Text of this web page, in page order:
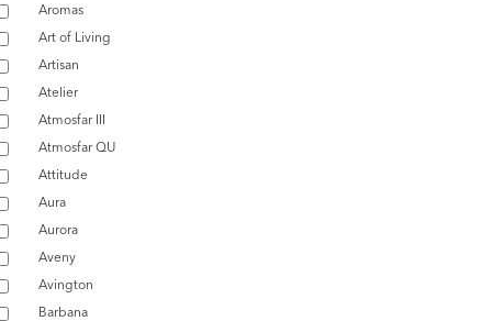
Aromas
Art of Living
Artisan
Atelier
Atmosfar III
Atmosfar QU
Attitude
Aura
Aurora
Aveny
Avington
Barbana